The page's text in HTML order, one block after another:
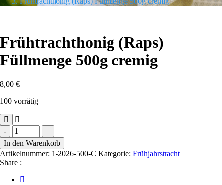
Frühtrachthonig (Raps)
Füllmenge 500g cremig
8,00 €
100 vorrätig
-
Frühtrachthonig
(Raps)
Füllmenge
500g
cremig
+
In den Warenkorb
Artikelnummer: 1-2026-500-C Kategorie: Frühjahrstracht
Share :